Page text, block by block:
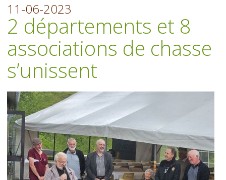
11-06-2023
2 départements et 8
associations de chasse
s’unissent